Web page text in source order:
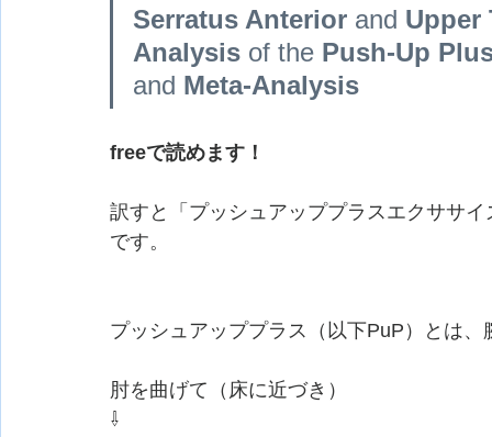
Serratus Anterior and Upper
Analysis of the Push-Up
and Meta-Analysis
freeで読めます！
訳すと「プッシュアッププラスエクササ
です。
プッシュアッププラス（以下PuP）とは
肘を曲げて（床に近づき）
⇩